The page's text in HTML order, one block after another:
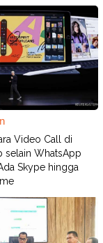
Video Call di
selain WhatsApp
Skype hingga